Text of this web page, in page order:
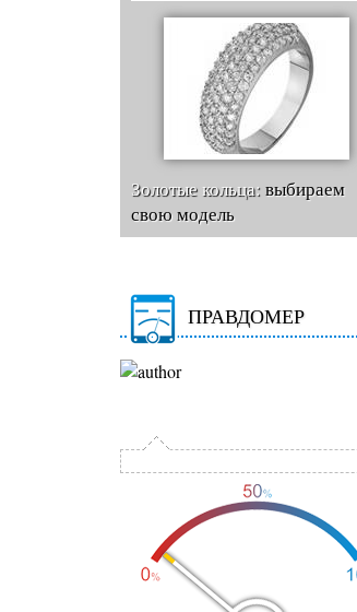
Золотые кольца:выбираем
свою модель
ПРАВДОМЕР